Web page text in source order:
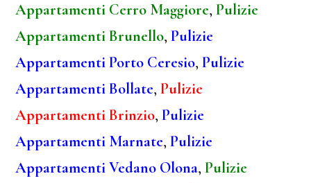
Appartamenti Cerro Maggiore,Pulizie
Appartamenti Brunello,Pulizie
Appartamenti Porto Ceresio,Pulizie
Appartamenti Bollate,Pulizie
Appartamenti Brinzio,Pulizie
Appartamenti Marnate,Pulizie
Appartamenti Vedano Olona,Pulizie